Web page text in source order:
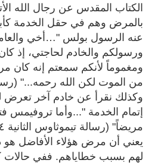
الكتاب المقدس عن رجال الله
بالمرض وهم في حقل الخدمة
عنه الرسول بولس "…أخي
ورسولكم والخادم لحاجتي، إذ
ومغموماً لأنكم سمعتم إنه كان
من الموت لكن الله رحمه..."
وكذلك نقرأ عن خادم آخر
إتمام الخدمة "...وأما تروفيمس
يعني أن مرض هؤلاء الأفاضل هو
لهم بسبب خطاياهم. ففي حالات